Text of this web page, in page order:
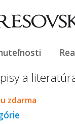
a
zdarma